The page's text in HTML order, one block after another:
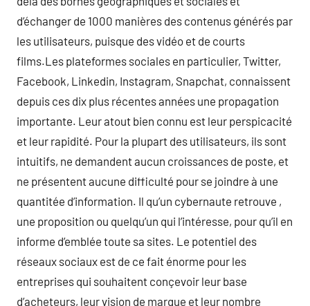
d’échanger de 1000 manières des contenus générés par
les utilisateurs, puisque des vidéo et de courts
films.Les plateformes sociales en particulier, Twitter,
Facebook, Linkedin, Instagram, Snapchat, connaissent
depuis ces dix plus récentes années une propagation
importante. Leur atout bien connu est leur perspicacité
et leur rapidité. Pour la plupart des utilisateurs, ils sont
intuitifs, ne demandent aucun croissances de poste, et
ne présentent aucune difficulté pour se joindre à une
quantitée d’information. Il qu’un cybernaute retrouve ,
une proposition ou quelqu’un qui l’intéresse, pour qu’il en
informe d’emblée toute sa sites. Le potentiel des
réseaux sociaux est de ce fait énorme pour les
entreprises qui souhaitent conçevoir leur base
d’acheteurs, leur vision de marque et leur nombre